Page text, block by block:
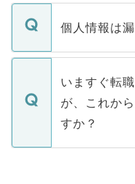
■応募殺到を
関を公にして
に、医療機関
みを人材紹介
ています。
転職・入職を
ん。また、仮
定を承諾する
の辞退の連絡
個人情報は
個人情報が漏
で、ご安心く
などで収集し
ご本人のキャ
支援を目的に
ているすべて
いますぐ転
が、これか
すか？